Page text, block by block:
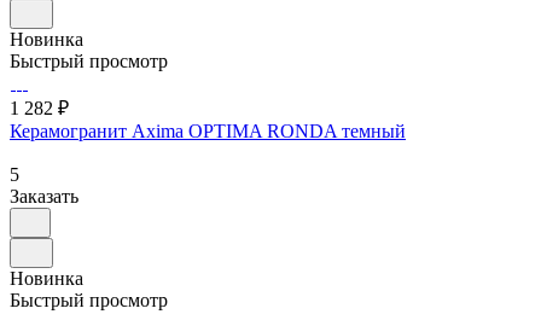
Новинка
Быстрый просмотр
1 282 ₽
Керамогранит Axima OPTIMA RONDA темный
5
Заказать
Новинка
Быстрый просмотр